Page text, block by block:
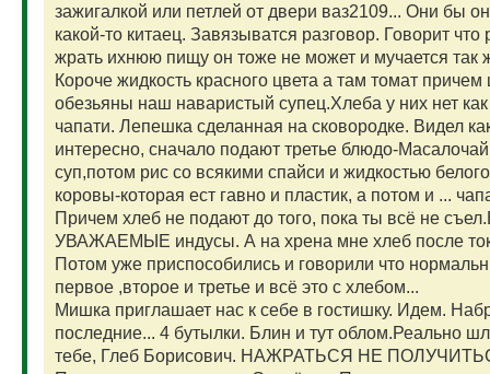
зажигалкой или петлей от двери ваз2109... Они бы
какой-то китаец. Завязыватся разговор. Говорит
жрать ихнюю пищу он тоже не может и мучается
Короче жидкость красного цвета а там томат
обезьяны наш наваристый супец.Хлеба у них нет
чапати. Лепешка сделанная на сковородке. Видел
интересно, сначало подают третье блюдо-
суп,потом рис со всякими спайси и жидкостью
коровы-которая ест гавно и пластик, а потом и ...
Причем хлеб не подают до того, пока ты всё не
УВАЖАЕМЫЕ индусы. А на хрена мне хлеб после
Потом уже приспособились и говорили что
первое ,второе и третье и всё это с хлебом...
Мишка приглашает нас к себе в гостишку. Идем.
последние... 4 бутылки. Блин и тут облом.Реально
тебе, Глеб Борисович. НАЖРАТЬСЯ НЕ